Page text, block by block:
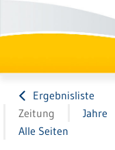
Ergebnisliste
Zeitung
Jahre
Alle Seiten